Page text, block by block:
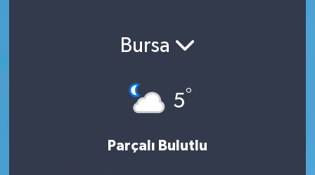
Bursa
5°
Parçalı Bulutlu